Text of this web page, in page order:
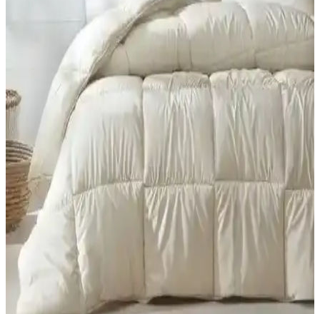
Bu karşılaştırma, Yataş Mix&match Thalia Tek Kişilik Yorgan
(Mürdüm) ile Macaron Wellsoft Tek Kişilik Yorgan (Krem) için
dolgu, gramaj, kumaş ve boyut gibi özellikleri karşılaştırır; kullanıcı
yorumları Konfor ve bakım deneyimlerini öne çıkarır.
Formeya Lüx Çocuk ve Tek Kişilik Yorganları
Karşılaştırması ve Kullanıcı Yorumları
İki farklı Formeya Lüx yorganını detaylı karşılaştırıyoruz. Ölçüler,
malzeme, kullanım özellikleri ve kullanıcı yorumlarıyla ürünlerin
performansını analiz ediyoruz.
Yataş Dacron Aerelle Blue ve Climarelle Yorgan
Karşılaştırması 4 Mevsim Kullanım ve Kalite
Özellikleri
İki farklı Yataş yorganını karşılaştırıyoruz. Malzeme, kullanım,
yıkama ve kullanıcı geri bildirimleri detaylı incelenerek, performans
ve dayanıklılık açısından değerlendirilmiştir.
GOLDRİSE Melissa ve Teksnil Home Çift Kişilik
Welsoft Yorgan Karşılaştırması